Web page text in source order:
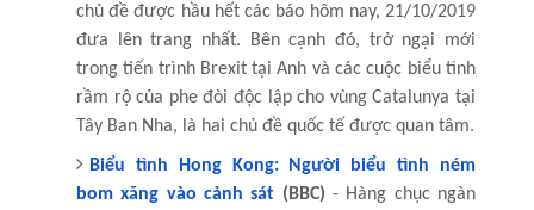
chủ đề được hầu hết các báo hôm nay, 21/10/2019
đưa lên trang nhất. Bên cạnh đó, trở ngại mới
trong tiến trình Brexit tại Anh và các cuộc biểu tình
rầm rộ của phe đòi độc lập cho vùng Catalunya tại
Tây Ban Nha, là hai chủ đề quốc tế được quan tâm.
Biểu tình Hong Kong: Người biểu tình ném
bom xăng vào cảnh sát (BBC) - Hàng chục ngàn